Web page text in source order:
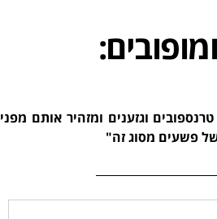
וגזענים ומזהיר אותם מפני
פשעים מסוג זה"